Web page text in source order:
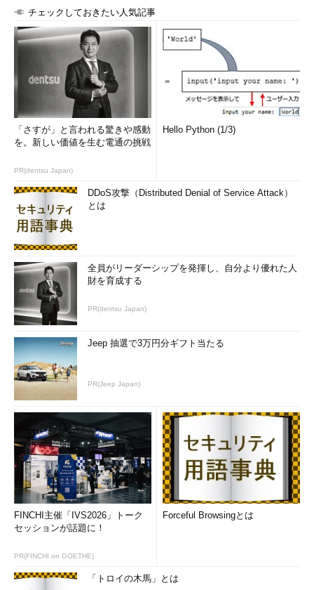
は、プログラムとOSのあいだでデータをやり取りをする「橋」
の役割をします。プログラムが何かを標準出力に出力すると、そ
れはOS（この場合はLinux）に渡されて解釈され、結果として画
面に文字が表示される仕組みになっています。このような仕組み
になっているおかげで、出力先を「コマンドを実行する段階で」
変更することができます。
例えば、echoコマンドが引数の内容を画面に出力する例を紹
介しました。
一方、シェルスクリプトファイルの作成の方法として次のよう
な例も紹介しました。
$ echo
echoが出力した結果を「helloworld」というファイルに出力す
る方法でした。
では、echoは、画面に出力するときと、ファイルに出力する
時でプログラム上の処理を分けているのでしょうか？ いいえ、
そうではありません。echoあくまでも渡された引数を標準出力
に出力する仕事以外はしないのです。2つ目の例にある不等号
（>）は「リダイレクト
の」つまり「標準出力の行き先を変更するもの」です。
OSは図1のようにさまざまなデバイスやファイルへの入出力を
サポートします。デバイスとは周辺装置一般のことを指し、画
面、キーボード゛、モデム、CD-ROM、メモリカード、テープ装
置……とコンピュータで使えるありとあらゆる装置はデバイスと
してOSでサポートされています。
チェックしておきたい人気記事
「さすが」と言われる驚きや感動
を。新しい価値を生む電通の挑戦
PR(dentsu Japan)
Hello Python (1/3)
DDoS攻撃（Distributed Denial of Service Attack）
とは
全員がリーダーシップを発揮し、自分より優れた人
財を育成する
PR(dentsu Japan)
Jeep 抽選で3万円分ギフト当たる
PR(Jeep Japan)
FINCHI主催「IVS2026」トーク
セッションが話題に！
PR(FINCHI on GOETHE)
Forceful Browsingとは
「トロイの木馬」とは